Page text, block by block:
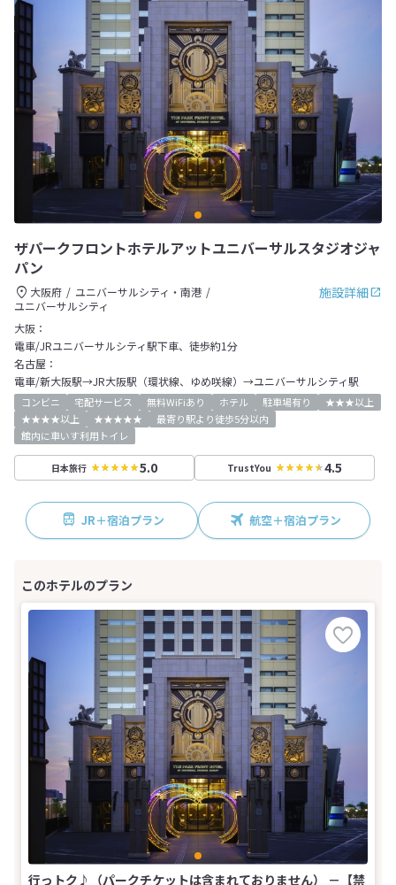
ザパークフロントホテルアットユニバーサルスタジオジャ
パン
施設詳細
大阪府
ユニバーサルシティ・南港
ユニバーサルシティ
大阪：
電車/JRユニバーサルシティ駅下車、徒歩約1分
名古屋：
電車/新大阪駅→JR大阪駅（環状線、ゆめ咲線）→ユニバーサルシティ駅
コンビニ 宅配サービス 無料WiFiあり ホテル 駐車場有り
★★★以上
★★★★以上
★★★★★
最寄り駅より徒歩5分以内
館内に車いす利用トイレ
日本旅行 5.0 TrustYou 4.5
JR＋宿泊プラン 航空＋宿泊プラン
行っトク♪（パークチケットは含まれておりません） －【禁